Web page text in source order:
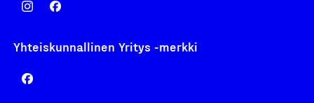
Yhteiskunnallinen Yritys -merkki